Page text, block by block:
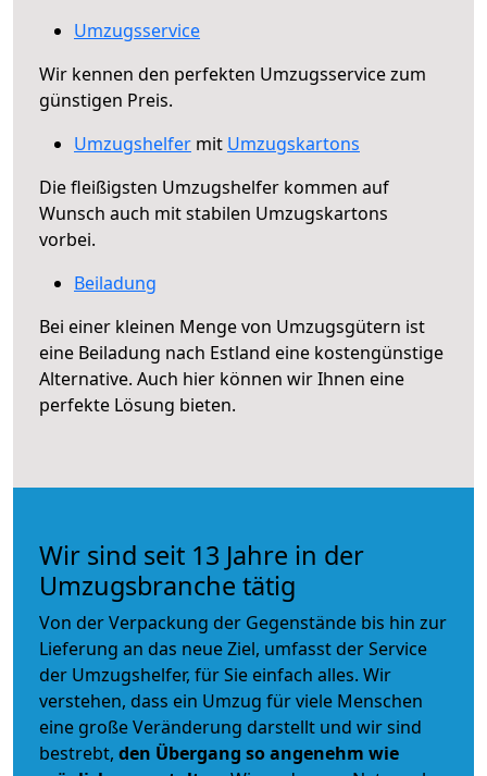
Umzugsservice
Wir kennen den perfekten Umzugsservice zum
günstigen Preis.
Umzugshelfer mit Umzugskartons
Die fleißigsten Umzugshelfer kommen auf
Wunsch auch mit stabilen Umzugskartons
vorbei.
Beiladung
Bei einer kleinen Menge von Umzugsgütern ist
eine Beiladung nach Estland eine kostengünstige
Alternative. Auch hier können wir Ihnen eine
perfekte Lösung bieten.
Wir sind seit 13 Jahre in der
Umzugsbranche tätig
Von der Verpackung der Gegenstände bis hin zur
Lieferung an das neue Ziel, umfasst der Service
der Umzugshelfer, für Sie einfach alles. Wir
verstehen, dass ein Umzug für viele Menschen
eine große Veränderung darstellt und wir sind
bestrebt, den Übergang so angenehm wie